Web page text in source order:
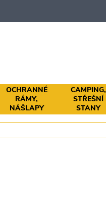
OCHRANNÉ
RÁMY,
NÁŠLAPY
CAMPING,
STŘEŠNÍ
STANY